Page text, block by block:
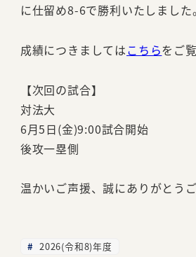
に仕留め8-6で勝利いたしました。
成績につきましてはこちらをご
【次回の試合】
対法大
6月5日(金)9:00試合開始
後攻一塁側
温かいご声援、誠にありがとう
2026(令和8)年度